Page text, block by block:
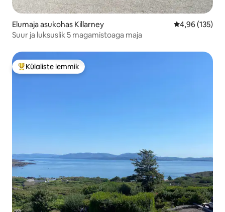
Elumaja asukohas Killarney Keskmine
4,96 (135)
Suur ja luksuslik 5 magamistoaga maja
Külaliste suur lemmik
Külaliste lemmik